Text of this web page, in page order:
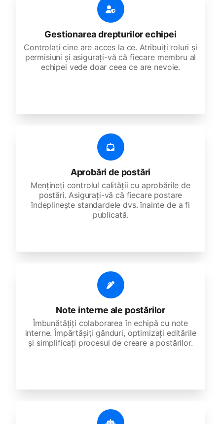
Gestionarea drepturilor echipei
Controlați cine are acces la ce. Atribuiți roluri și
permisiuni și asigurați-vă că fiecare membru al
echipei vede doar ceea ce are nevoie.
Aprobări de postări
Mențineți controlul calității cu aprobările de
postări. Asigurați-vă că fiecare postare
îndeplinește standardele dvs. înainte de a fi
publicată.
Note interne ale postărilor
Îmbunătățiți colaborarea în echipă cu note
interne. Împărtășiți gânduri, optimizați editările
și simplificați procesul de creare a postărilor.